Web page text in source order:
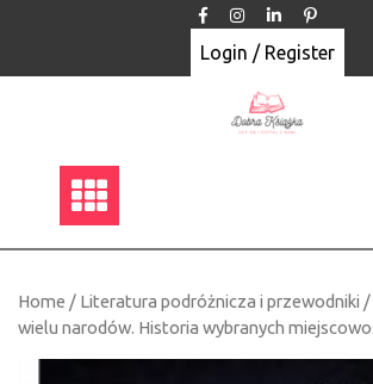
Login / Register
Home / Literatura podróżnicza i przewodniki /
wielu narodów. Historia wybranych